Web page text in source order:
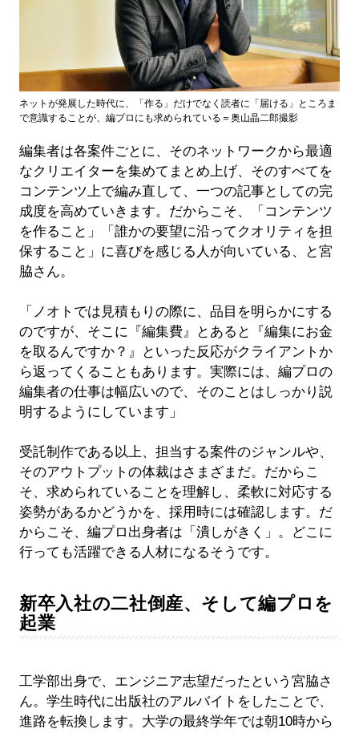
ネットが発展した時代に、「作る」だけでなく読者に「届ける」ところま
で意識することが、編プロにも求められている＝奥山晶二郎撮影
編集者は各案件ごとに、そのネットワークから最適
なクリエイターを集めてまとめ上げ、そのすべてを
コンテンツ上で編み直して、一つの記事としての完
成度を高めていきます。だからこそ、「コンテンツ
を作ること」「誰かの要望に沿ってクオリティを担
保すること」に喜びを感じる人が向いている、と宮
脇さん。
「ノオトでは見積もりの際に、品目を明らかにする
のですが、そこに『編集費』とあると『編集にお金
を取るんですか？』といった反応がクライアントか
ら返ってくることもあります。実際には、編プロの
編集者の仕事は幅広いので、そのことはしっかり説
明するようにしています」
受託制作である以上、担当する案件のジャンルや、
そのアウトプットの体裁はさまざまだ。だからこ
そ、求められていることを理解し、柔軟に対応する
姿勢があるかどうかを、採用時には確認します。だ
からこそ、編プロ出身者は「潰しがきく」。どこに
行っても活躍できる人材になるそうです。
新卒入社の二社倒産、そして編プロを
起業
工学部出身で、エンジニア志望だったという宮脇さ
ん。学生時代に出版社のアルバイトをしたことで、
進路を転換します。大学の最終学年では朝10時から